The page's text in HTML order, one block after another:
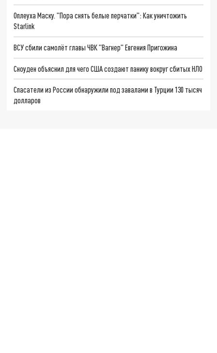
Оплеуха Маску. "Пора снять белые перчатки": Как уничтожить
Starlink
ВСУ сбили самолёт главы ЧВК "Вагнер" Евгения Пригожина
Сноуден объяснил для чего США создают панику вокруг сбитых НЛО
Спасатели из России обнаружили под завалами в Турции 130 тысяч
долларов